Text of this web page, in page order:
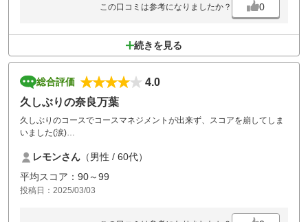
この口コミは参考になりましたか？ 0
続きを見る
総合評価
4.0
久しぶりの奈良万葉
久しぶりのコースでコースマネジメントが出来ず、スコアを崩してしま
いました(涙)
レモンさん （男性 / 60代）
平均スコア：90～99
投稿日：2025/03/03